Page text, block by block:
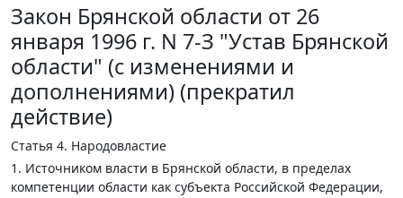
Закон Брянской области от 26
января 1996 г. N 7-З "Устав Брянской
области" (с изменениями и
дополнениями) (прекратил
действие)
Статья 4. Народовластие
1. Источником власти в Брянской области, в пределах
компетенции области как субъекта Российской Федерации,